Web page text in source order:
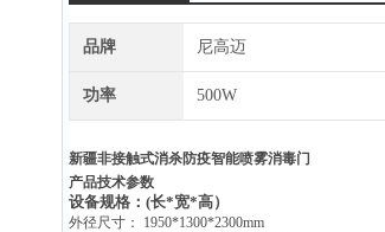
品牌 尼高迈
功率 500W
新疆非接触式消杀防疫智能喷雾消毒门
产品技术参数
设备规格：(长*宽*高）
外径尺寸： 1950*1300*2300mm